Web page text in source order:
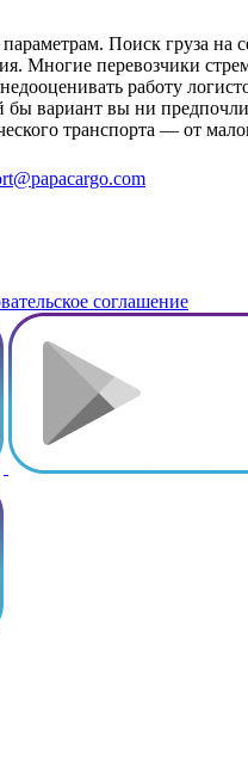
Поиск груза на
Многие перевозчики
работу
вариант вы ни
транспорта — от
соглашение